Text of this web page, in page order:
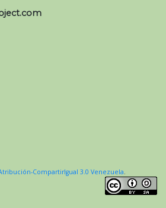
CompartirIgual 3.0 Venezuela